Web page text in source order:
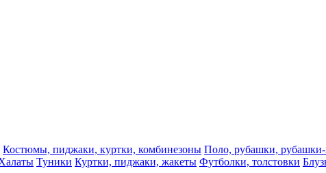
Костюмы, пиджаки, куртки, комбинезоны Поло, рубашки,
Туники Куртки, пиджаки, жакеты Футболки, толстовки